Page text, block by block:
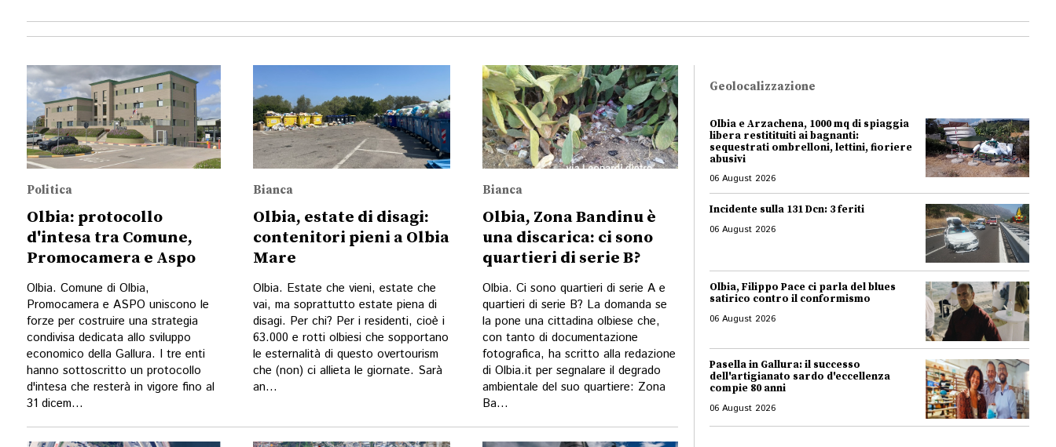
Politica
Olbia: protocollo
d'intesa tra Comune,
Promocamera e Aspo
Olbia. Comune di Olbia,
Promocamera e ASPO uniscono le
forze per costruire una strategia
condivisa dedicata allo sviluppo
economico della Gallura. I tre enti
hanno sottoscritto un protocollo
d'intesa che resterà in vigore fino al
31 dicem...
Bianca
Olbia, estate di disagi:
contenitori pieni a Olbia
Mare
Olbia. Estate che vieni, estate che
vai, ma soprattutto estate piena di
disagi. Per chi? Per i residenti, cioè i
63.000 e rotti olbiesi che sopportano
le esternalità di questo overtourism
che (non) ci allieta le giornate. Sarà
an...
Bianca
Olbia, Zona Bandinu è
una discarica: ci sono
quartieri di serie B?
Olbia. Ci sono quartieri di serie A e
quartieri di serie B? La domanda se
la pone una cittadina olbiese che,
con tanto di documentazione
fotografica, ha scritto alla redazione
di Olbia.it per segnalare il degrado
ambientale del suo quartiere: Zona
Ba...
Geolocalizzazione
Olbia e Arzachena, 1000 mq di spiaggia
libera restitituiti ai bagnanti:
sequestrati ombrelloni, lettini, fioriere
abusivi
06 August 2026
Incidente sulla 131 Dcn: 3 feriti
06 August 2026
Olbia, Filippo Pace ci parla del blues
satirico contro il conformismo
06 August 2026
Pasella in Gallura: il successo
dell'artigianato sardo d'eccellenza
compie 80 anni
06 August 2026